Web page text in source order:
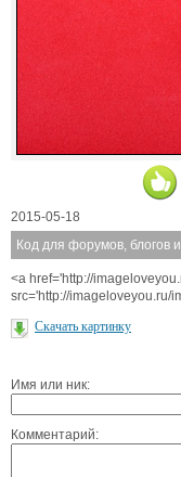
2015-05-18
Код для форумов, блогов и
<a href='http://
src='http://imageloveyou.ru/
Скачать картинку
Имя или ник:
Комментарий: